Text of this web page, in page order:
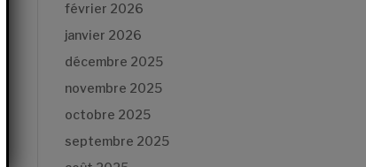
février 2026
janvier 2026
décembre 2025
novembre 2025
octobre 2025
septembre 2025